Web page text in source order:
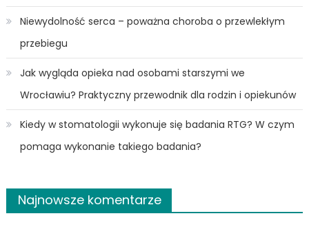
Niewydolność serca – poważna choroba o przewlekłym
przebiegu
Jak wygląda opieka nad osobami starszymi we
Wrocławiu? Praktyczny przewodnik dla rodzin i opiekunów
Kiedy w stomatologii wykonuje się badania RTG? W czym
pomaga wykonanie takiego badania?
Najnowsze komentarze